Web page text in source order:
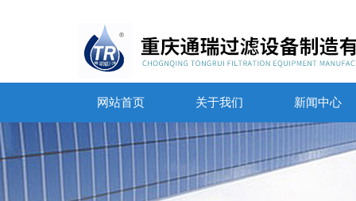
网站首页 关于我们 新闻中心